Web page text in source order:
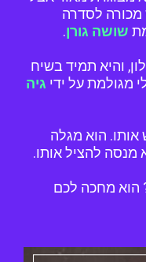
מכורה לסדרה
שושה גורן.
והיא תמיד בשיח
מגולמת על ידי גיה
אותו. הוא מגלה
מנסה להציל אותו.
הוא מחכה לכם